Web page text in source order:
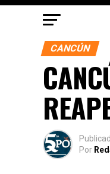
CANCÚN
Por